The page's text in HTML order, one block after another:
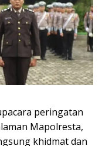
peringatan
Mapolresta,
khidmat dan